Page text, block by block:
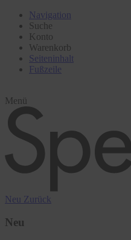
Navigation
Suche
Konto
Warenkorb
Seiteninhalt
Fußzeile
Menü
Neu Zurück
Neu